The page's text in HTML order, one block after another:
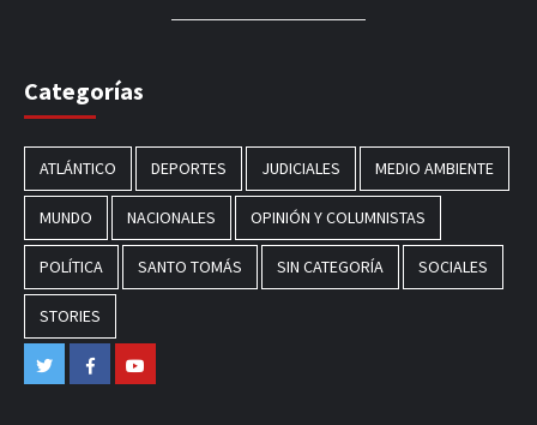
Categorías
ATLÁNTICO DEPORTES JUDICIALES MEDIO AMBIENTE
MUNDO NACIONALES OPINIÓN Y COLUMNISTAS
POLÍTICA SANTO TOMÁS SIN CATEGORÍA SOCIALES
STORIES
TwitterFacebook